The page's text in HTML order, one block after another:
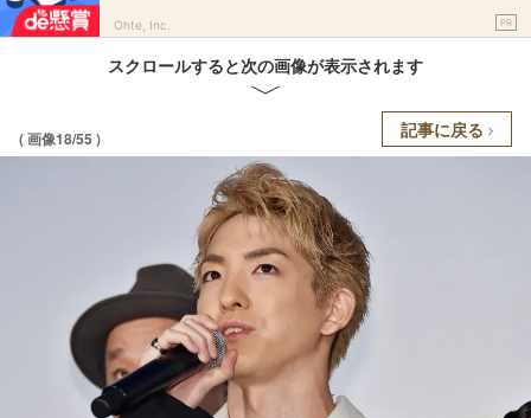
Ohte, Inc. PR
スクロールすると次の画像が表示されます
( 画像18/55 ) 記事に戻る